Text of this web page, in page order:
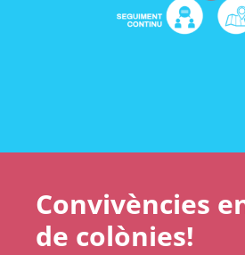
Convivències
de colònies!